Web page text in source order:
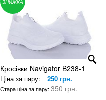
ЗНИЖКА
Кросівки Navigator B238-1
Ціна за пару: 250 грн.
Стара ціна за пару:350 грн.